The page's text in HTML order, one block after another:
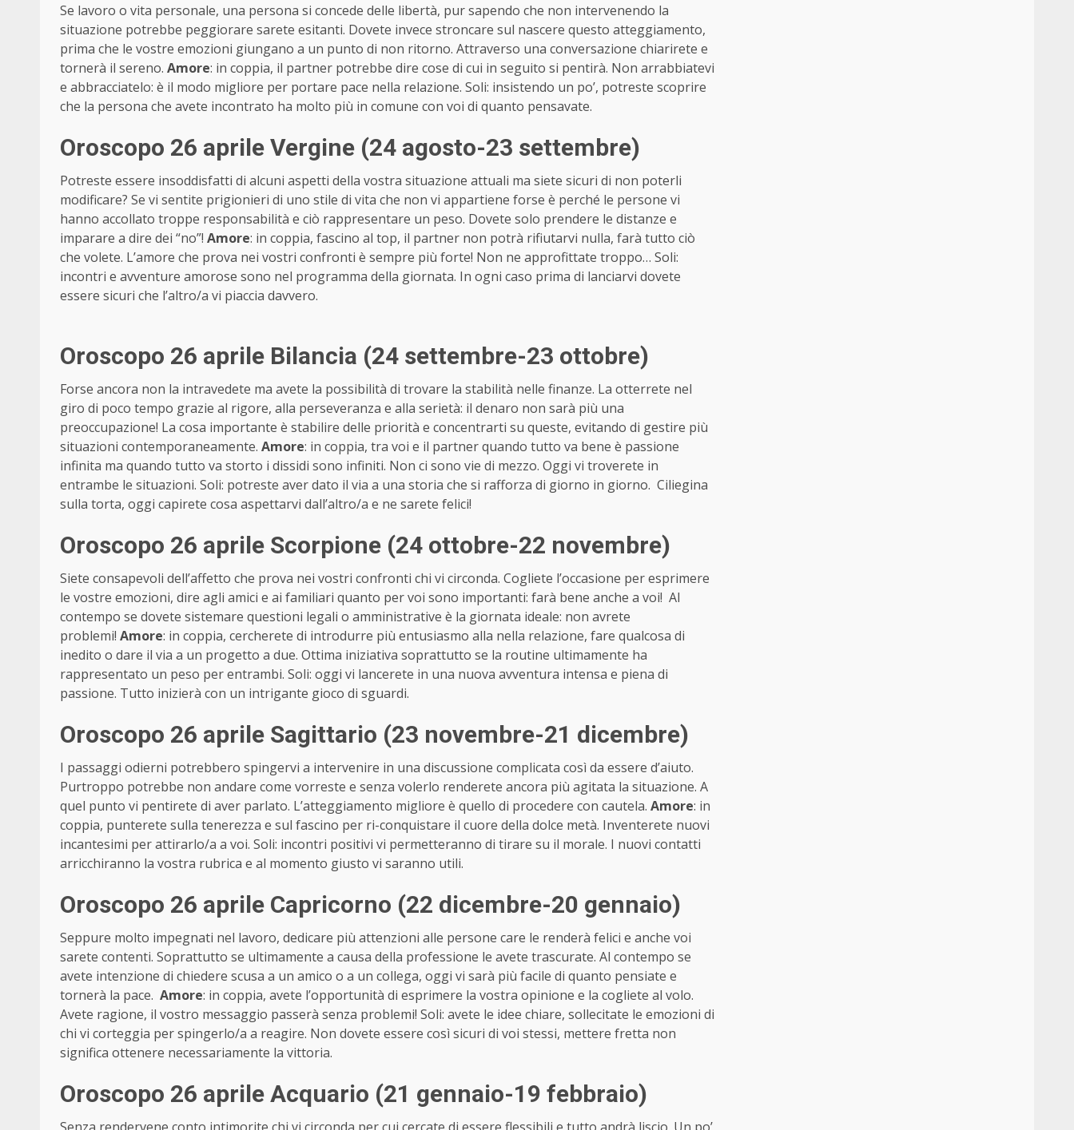
Se lavoro o vita personale, una persona si concede delle libertà, pur sapendo che non intervenendo la
situazione potrebbe peggiorare sarete esitanti. Dovete invece stroncare sul nascere questo atteggiamento,
prima che le vostre emozioni giungano a un punto di non ritorno. Attraverso una conversazione chiarirete e
tornerà il sereno. Amore: in coppia, il partner potrebbe dire cose di cui in seguito si pentirà. Non arrabbiatevi
e abbracciatelo: è il modo migliore per portare pace nella relazione. Soli: insistendo un po’, potreste scoprire
che la persona che avete incontrato ha molto più in comune con voi di quanto pensavate.
Oroscopo 26 aprile Vergine (24 agosto-23 settembre)
Potreste essere insoddisfatti di alcuni aspetti della vostra situazione attuali ma siete sicuri di non poterli
modificare? Se vi sentite prigionieri di uno stile di vita che non vi appartiene forse è perché le persone vi
hanno accollato troppe responsabilità e ciò rappresentare un peso. Dovete solo prendere le distanze e
imparare a dire dei “no”! Amore: in coppia, fascino al top, il partner non potrà rifiutarvi nulla, farà tutto ciò
che volete. L’amore che prova nei vostri confronti è sempre più forte! Non ne approfittate troppo… Soli:
incontri e avventure amorose sono nel programma della giornata. In ogni caso prima di lanciarvi dovete
essere sicuri che l’altro/a vi piaccia davvero.
Oroscopo 26 aprile Bilancia (24 settembre-23 ottobre)
Forse ancora non la intravedete ma avete la possibilità di trovare la stabilità nelle finanze. La otterrete nel
giro di poco tempo grazie al rigore, alla perseveranza e alla serietà: il denaro non sarà più una
preoccupazione! La cosa importante è stabilire delle priorità e concentrarti su queste, evitando di gestire più
situazioni contemporaneamente. Amore: in coppia, tra voi e il partner quando tutto va bene è passione
infinita ma quando tutto va storto i dissidi sono infiniti. Non ci sono vie di mezzo. Oggi vi troverete in
entrambe le situazioni. Soli: potreste aver dato il via a una storia che si rafforza di giorno in giorno. Ciliegina
sulla torta, oggi capirete cosa aspettarvi dall’altro/a e ne sarete felici!
Oroscopo 26 aprile Scorpione (24 ottobre-22 novembre)
Siete consapevoli dell’affetto che prova nei vostri confronti chi vi circonda. Cogliete l’occasione per esprimere
le vostre emozioni, dire agli amici e ai familiari quanto per voi sono importanti: farà bene anche a voi! Al
contempo se dovete sistemare questioni legali o amministrative è la giornata ideale: non avrete
problemi! Amore: in coppia, cercherete di introdurre più entusiasmo alla nella relazione, fare qualcosa di
inedito o dare il via a un progetto a due. Ottima iniziativa soprattutto se la routine ultimamente ha
rappresentato un peso per entrambi. Soli: oggi vi lancerete in una nuova avventura intensa e piena di
passione. Tutto inizierà con un intrigante gioco di sguardi.
Oroscopo 26 aprile Sagittario (23 novembre-21 dicembre)
I passaggi odierni potrebbero spingervi a intervenire in una discussione complicata così da essere d’aiuto.
Purtroppo potrebbe non andare come vorreste e senza volerlo renderete ancora più agitata la situazione. A
quel punto vi pentirete di aver parlato. L’atteggiamento migliore è quello di procedere con cautela. Amore: in
coppia, punterete sulla tenerezza e sul fascino per ri-conquistare il cuore della dolce metà. Inventerete nuovi
incantesimi per attirarlo/a a voi. Soli: incontri positivi vi permetteranno di tirare su il morale. I nuovi contatti
arricchiranno la vostra rubrica e al momento giusto vi saranno utili.
Oroscopo 26 aprile Capricorno (22 dicembre-20 gennaio)
Seppure molto impegnati nel lavoro, dedicare più attenzioni alle persone care le renderà felici e anche voi
sarete contenti. Soprattutto se ultimamente a causa della professione le avete trascurate. Al contempo se
avete intenzione di chiedere scusa a un amico o a un collega, oggi vi sarà più facile di quanto pensiate e
tornerà la pace. Amore: in coppia, avete l’opportunità di esprimere la vostra opinione e la cogliete al volo.
Avete ragione, il vostro messaggio passerà senza problemi! Soli: avete le idee chiare, sollecitate le emozioni di
chi vi corteggia per spingerlo/a a reagire. Non dovete essere così sicuri di voi stessi, mettere fretta non
significa ottenere necessariamente la vittoria.
Oroscopo 26 aprile Acquario (21 gennaio-19 febbraio)
Senza rendervene conto intimorite chi vi circonda per cui cercate di essere flessibili e tutto andrà liscio. Un po’